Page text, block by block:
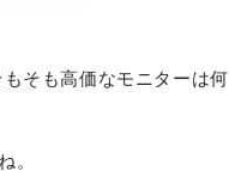
そも高価なモニターは何
。